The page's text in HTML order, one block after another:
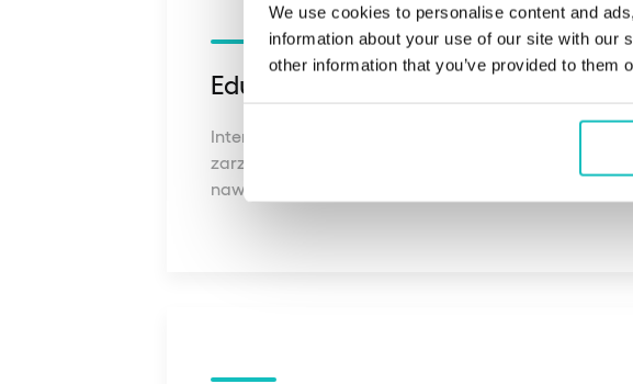
We use cookies to personalise content and
information about your use of our site with our
other information that you’ve provided to
Edukacja finansowa przez gamifikację
Interaktywne wyzwania i zadania (questy) uczą
zarządzania pieniędzmi przez zabawę. Budujesz
nawyki.